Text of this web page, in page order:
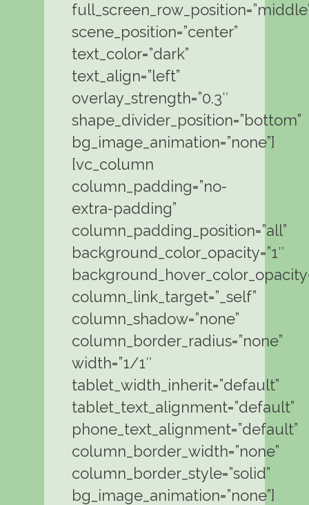
scene_position=”center”
text_color=”dark”
text_align=”left”
overlay_strength=”0.3″
shape_divider_position=”bottom”
bg_image_animation=”none”]
[vc_column
column_padding=”no-
extra-padding”
column_padding_position=”all”
background_color_opacity=”1″
column_link_target=”_self”
column_shadow=”none”
column_border_radius=”none”
width=”1/1″
tablet_width_inherit=”default”
tablet_text_alignment=”default”
phone_text_alignment=”default”
column_border_width=”none”
column_border_style=”solid”
bg_image_animation=”none”]